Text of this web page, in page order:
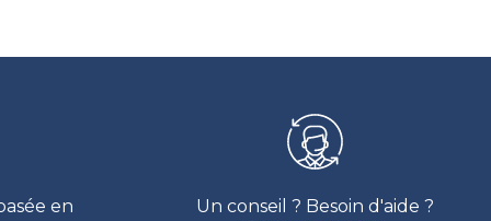
en
Un conseil ? Besoin d'aide ?